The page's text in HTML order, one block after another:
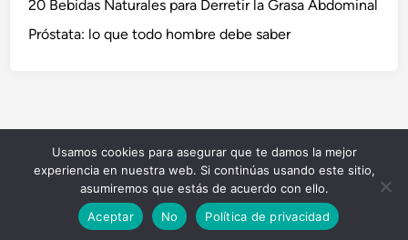
20 Bebidas Naturales para Derretir la Grasa Abdominal
Próstata: lo que todo hombre debe saber
Copyright © 2026NaturVida.
Funciona con
WordPress HybridMag
Usamos cookies para asegurar que te damos la mejor
experiencia en nuestra web. Si continúas usando este sitio,
asumiremos que estás de acuerdo con ello.
Aceptar
No Política de privacidad
5 Tés para la Salud Cardiovascular